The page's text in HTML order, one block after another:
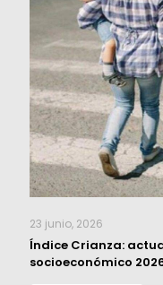
23 junio, 2026
Índice Crianza:
socioeconómico